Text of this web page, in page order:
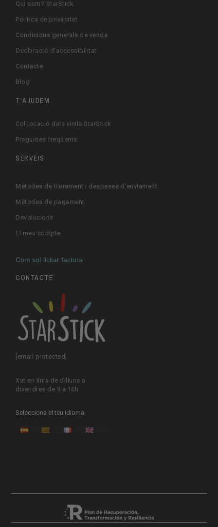
Qui som? StarStick
Política de privacitat
Condicions generals de venda
Declaració d'accessibilitat
Contacte
Blog
T'AJUDEM
Col·locació dels vinils StarStick
Preguntes freqüents
SERVEIS
Mètodes de lliurament i despeses d'enviament
Mètodes de pagament
Devolucions
El meu compte
Com sol·licitar factura
CONTACTE
[email protected]
Xat en línia de dilluns a
divendres de 9 a 16h
Selecciona el teu idioma
ES CA FR